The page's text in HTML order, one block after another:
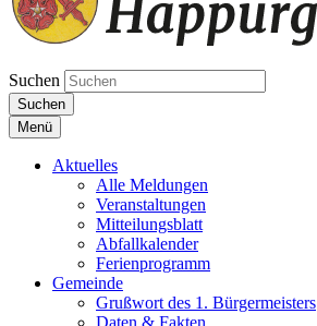
Suchen
Suchen
Menü
Aktuelles
Alle Meldungen
Veranstaltungen
Mitteilungsblatt
Abfallkalender
Ferienprogramm
Gemeinde
Grußwort des 1. Bürgermeisters
Daten & Fakten